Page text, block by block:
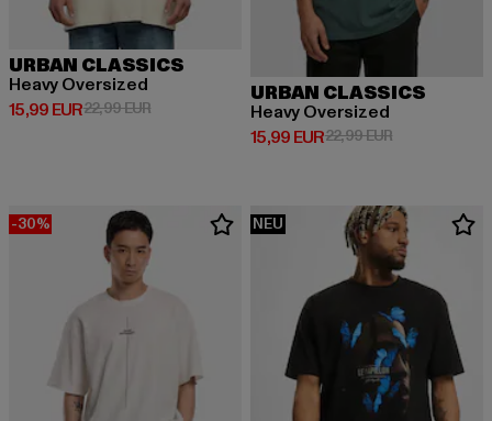
URBAN CLASSICS
Heavy Oversized
15,99 EUR
Derzeitiger Preis: 15,99 EUR
22,99 EURAktionspreis: 22,99 EUR
URBAN CLASSICS
Heavy Oversized
15,99 EUR
Derzeitiger Preis: 15,99 EUR
22,99 EURAktionspreis:
-30% NEU